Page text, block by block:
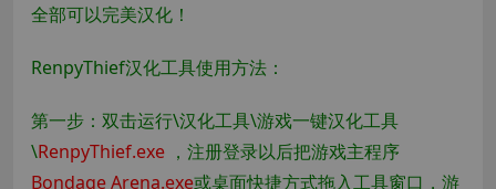
全部可以完美汉化！
RenpyThief汉化工具使用方法：
第一步：双击运行\汉化工具\游戏一键汉化工具
\RenpyThief.exe ，注册登录以后把游戏主程序
Bondage Arena.exe或桌面快捷方式拖入工具窗口，游